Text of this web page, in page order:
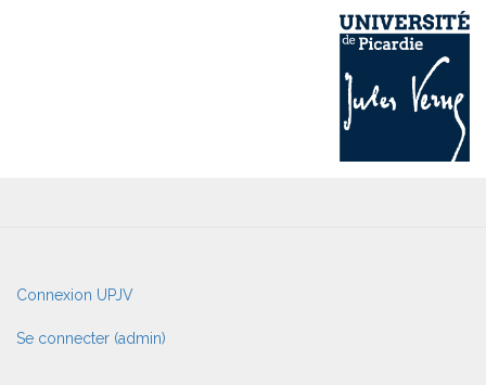
User
account
menu
Connexion UPJV
Se connecter (admin)